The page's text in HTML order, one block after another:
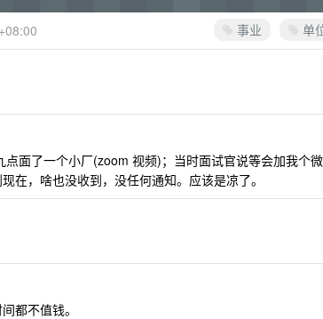
事业 单
点面了一个小厂(zoom 视频)；当时面试官说等会加我个
在，啥也没收到，没任何通知。应该是凉了。
都不值钱。